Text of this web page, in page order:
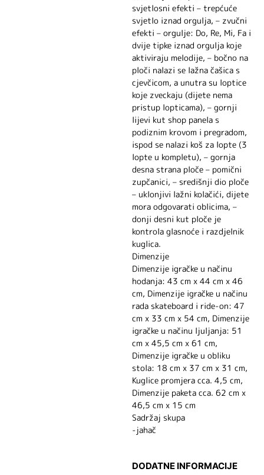
svjetlosni efekti – trepćuće
svjetlo iznad orgulja, – zvučni
efekti – orgulje: Do, Re, Mi, Fa i
dvije tipke iznad orgulja koje
aktiviraju melodije, – bočno na
ploči nalazi se lažna čašica s
cjevčicom, a unutra su loptice
koje zveckaju (dijete nema
pristup lopticama), – gornji
lijevi kut shop panela s
podiznim krovom i pregradom,
ispod se nalazi koš za lopte (3
lopte u kompletu), – gornja
desna strana ploče – pomični
zupčanici, – središnji dio ploče
– uklonjivi lažni kolačići, dijete
mora odgovarati oblicima, –
donji desni kut ploče je
kontrola glasnoće i razdjelnik
kuglica.
Dimenzije
Dimenzije igračke u načinu
hodanja: 43 cm x 44 cm x 46
cm, Dimenzije igračke u načinu
rada skateboard i ride-on: 47
cm x 33 cm x 54 cm, Dimenzije
igračke u načinu ljuljanja: 51
cm x 45,5 cm x 61 cm,
Dimenzije igračke u obliku
stola: 18 cm x 37 cm x 31 cm,
Kuglice promjera cca. 4,5 cm,
Dimenzije paketa cca. 62 cm x
46,5 cm x 15 cm
Sadržaj skupa
-jahač
DODATNE INFORMACIJE